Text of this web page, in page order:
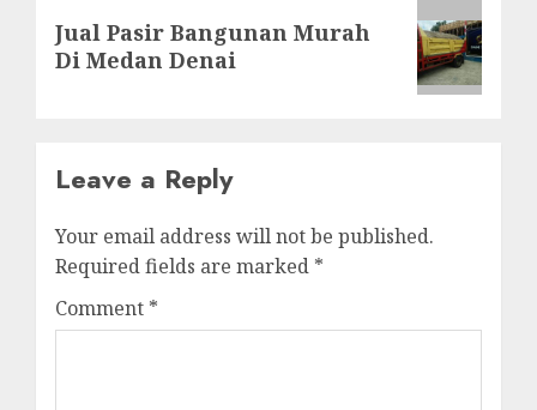
post:
Jual Pasir Bangunan Murah
Di Medan Denai
Leave a Reply
Your email address will not be published.
Required fields are marked *
Comment *